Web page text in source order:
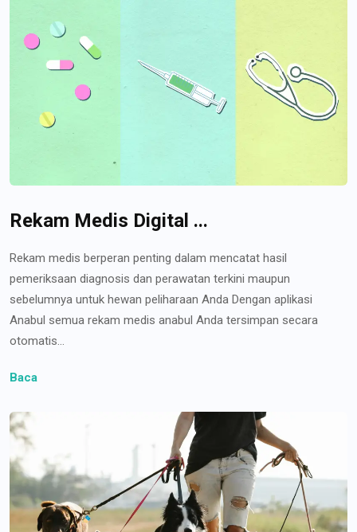
Rekam Medis Digital ...
Rekam medis berperan penting dalam mencatat hasil
pemeriksaan diagnosis dan perawatan terkini maupun
sebelumnya untuk hewan peliharaan Anda Dengan aplikasi
Anabul semua rekam medis anabul Anda tersimpan secara
otomatis...
Baca